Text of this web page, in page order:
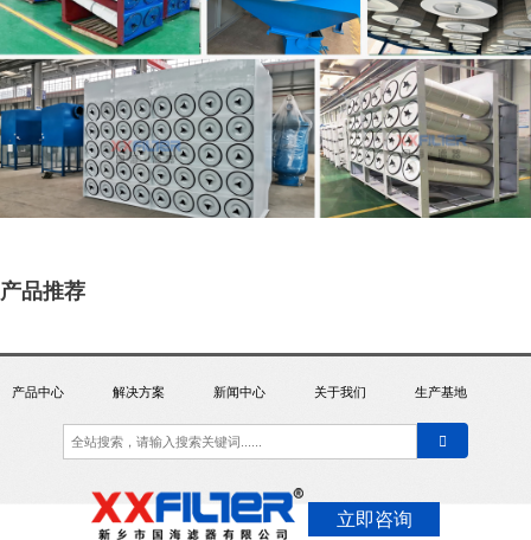
产品推荐
产品中心 解决方案 新闻中心 关于我们 生产基地
立即咨询